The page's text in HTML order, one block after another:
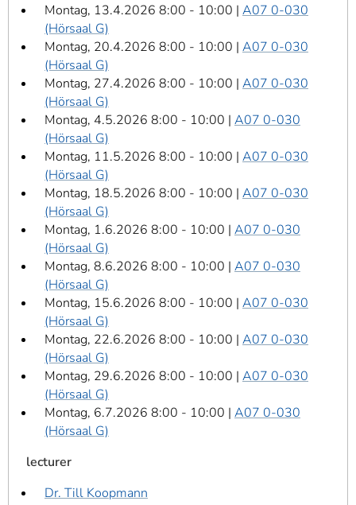
Montag, 13.4.2026 8:00 - 10:00 | A07 0-030
(Hörsaal G)
Montag, 20.4.2026 8:00 - 10:00 | A07 0-030
(Hörsaal G)
Montag, 27.4.2026 8:00 - 10:00 | A07 0-030
(Hörsaal G)
Montag, 4.5.2026 8:00 - 10:00 | A07 0-030
(Hörsaal G)
Montag, 11.5.2026 8:00 - 10:00 | A07 0-030
(Hörsaal G)
Montag, 18.5.2026 8:00 - 10:00 | A07 0-030
(Hörsaal G)
Montag, 1.6.2026 8:00 - 10:00 | A07 0-030
(Hörsaal G)
Montag, 8.6.2026 8:00 - 10:00 | A07 0-030
(Hörsaal G)
Montag, 15.6.2026 8:00 - 10:00 | A07 0-030
(Hörsaal G)
Montag, 22.6.2026 8:00 - 10:00 | A07 0-030
(Hörsaal G)
Montag, 29.6.2026 8:00 - 10:00 | A07 0-030
(Hörsaal G)
Montag, 6.7.2026 8:00 - 10:00 | A07 0-030
(Hörsaal G)
lecturer
Dr. Till Koopmann